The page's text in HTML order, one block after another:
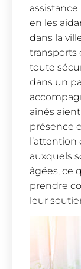
en les
dans la
transports
toute
dans un
aînés
présence
l’attention
auxquels
âgées, ce
prendre
leur